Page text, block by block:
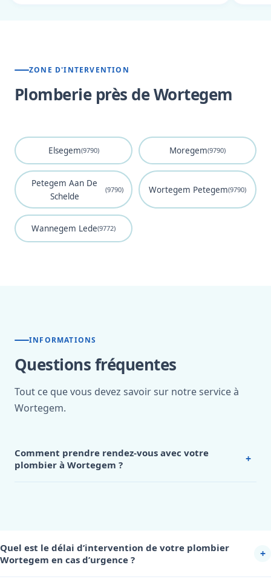
ZONE D'INTERVENTION
Plomberie près de Wortegem
Elsegem(9790) Moregem(9790)
Petegem Aan De
Schelde
(9790) Wortegem Petegem(9790)
Wannegem Lede(9772)
INFORMATIONS
Questions fréquentes
Tout ce que vous devez savoir sur notre service à
Wortegem.
Comment prendre rendez-vous avec votre
plombier à Wortegem ?
+
brièvement votre problème ou votre projet, et nous
conviendrons ensemble d’un créneau d’intervention
adapté à votre disponibilité. Pour les urgences, notre
Quel est le délai d’intervention de votre plombier
Wortegem en cas d’urgence ?
+